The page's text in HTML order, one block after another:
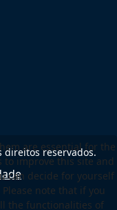
direitos reservados.
are essential for the
improve this site and
can decide for yourself
note that if you
the functionalities of